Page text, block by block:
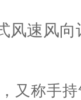
，又称手